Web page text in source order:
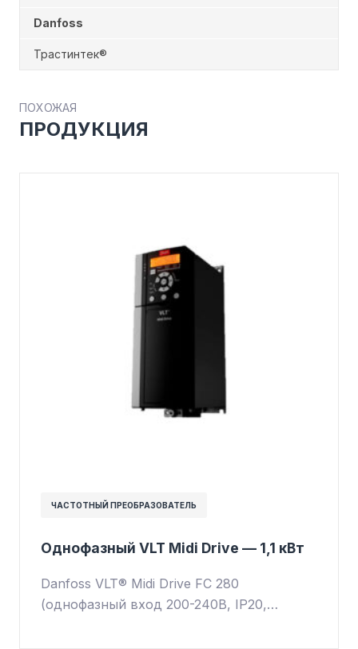
Danfoss
Трастинтек®
ПОХОЖАЯ
ПРОДУКЦИЯ
ЧАСТОТНЫЙ ПРЕОБРАЗОВАТЕЛЬ
Однофазный VLT Midi Drive — 1,1 кВт
Danfoss VLT® Midi Drive FC 280
(однофазный вход 200-240В, IP20,…